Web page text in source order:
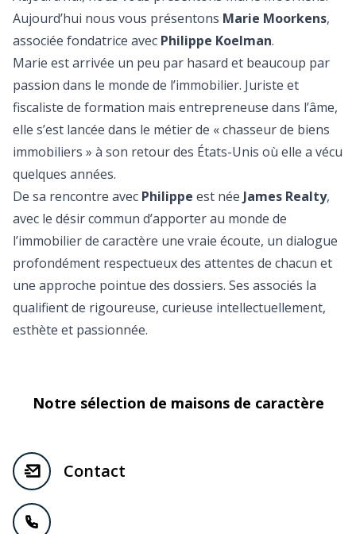
Aujourd’hui nous vous présentons Marie Moorkens,
associée fondatrice avec Philippe Koelman.
Marie est arrivée un peu par hasard et beaucoup par
passion dans le monde de l’immobilier. Juriste et
fiscaliste de formation mais entrepreneuse dans l’âme,
elle s’est lancée dans le métier de « chasseur de biens
immobiliers » à son retour des États-Unis où elle a vécu
quelques années.
De sa rencontre avec Philippe est née James Realty,
avec le désir commun d’apporter au monde de
l’immobilier de caractère une vraie écoute, un dialogue
profondément respectueux des attentes de chacun et
une approche pointue des dossiers. Ses associés la
qualifient de rigoureuse, curieuse intellectuellement,
esthète et passionnée.
Notre sélection de maisons de caractère
Contact